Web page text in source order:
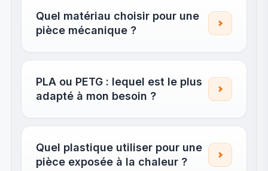
Quel matériau choisir pour une
pièce mécanique ?
PLA ou PETG : lequel est le plus
adapté à mon besoin ?
Quel plastique utiliser pour une
pièce exposée à la chaleur ?